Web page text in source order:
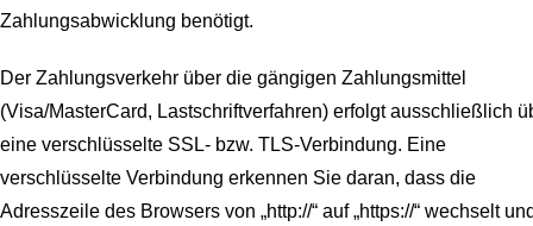
Zahlungsabwicklung benötigt.
Der Zahlungsverkehr über die gängigen Zahlungsmittel
(Visa/MasterCard, Lastschriftverfahren) erfolgt ausschließlich
eine verschlüsselte SSL- bzw. TLS-Verbindung. Eine
verschlüsselte Verbindung erkennen Sie daran, dass die
Adresszeile des Browsers von „http://“ auf „https://“ wechselt